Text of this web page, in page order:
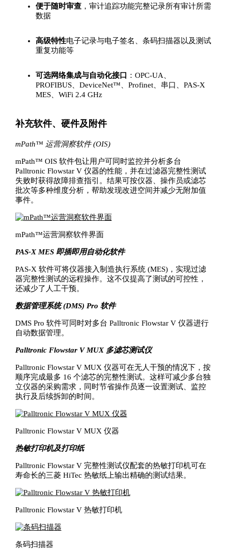
便于随时审查，审计追踪功能完整记录所有审计所需
数据
高级特性电子记录与电子签名、条码扫描器以及测试
重复功能等
可选网络集成与自动化接口 ：OPC-UA、
PROFIBUS、DeviceNet™、Profinet、串口、PAS-X
MES、WiFi 2.4 GHz
补充软件、硬件及附件
mPath™ 运营洞察软件 (OIS)
mPath™ OIS 软件包让用户可同时监控并分析多台
Palltronic Flowstar V 仪器的性能，并在过滤器完整性测试
失败时获得故障排查指引。结果可按仪器、操作员或滤芯
批次等多种维度分析，帮助发现改进空间并减少无附加值
事件。
mPath™运营洞察软件界面
PAS-X MES 即插即用自动化软件
PAS-X 软件可将仪器接入制造执行系统 (MES)，实现过滤
器完整性测试的远程操作。这不仅提高了测试的可控性，
还减少了人工干预。
数据管理系统 (DMS) Pro 软件
DMS Pro 软件可同时对多台 Palltronic Flowstar V 仪器进行
自动数据管理。
Palltronic Flowstar V MUX 多滤芯测试仪
Palltronic Flowstar V MUX 仪器可在无人干预的情况下，按
顺序完成最多 16 个滤芯的完整性测试。这样可减少多台独
立仪器的采购需求，同时节省操作员逐一设置测试、监控
执行及后续拆卸的时间。
Palltronic Flowstar V MUX 仪器
热敏打印机及打印纸
Palltronic Flowstar V 完整性测试仪配套的热敏打印机可在
寿命长的三菱 HiTec 热敏纸上输出精确的测试结果。
Palltronic Flowstar V 热敏打印机
条码扫描器